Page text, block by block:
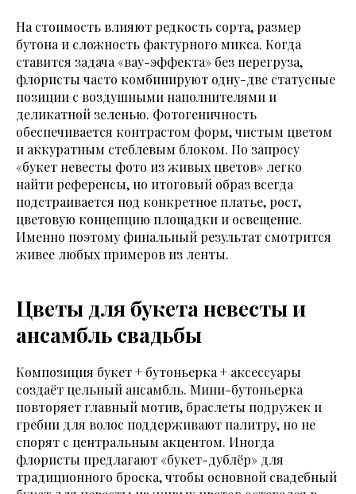
На стоимость влияют редкость сорта, размер
бутона и сложность фактурного микса. Когда
ставится задача «вау-эффекта» без перегруза,
флористы часто комбинируют одну-две статусные
позиции с воздушными наполнителями и
деликатной зеленью. Фотогеничность
обеспечивается контрастом форм, чистым цветом
и аккуратным стеблевым блоком. По запросу
«букет невесты фото из живых цветов» легко
найти референсы, но итоговый образ всегда
подстраивается под конкретное платье, рост,
цветовую концепцию площадки и освещение.
Именно поэтому финальный результат смотрится
живее любых примеров из ленты.
Цветы для букета невесты и
ансамбль свадьбы
Композиция букет + бутоньерка + аксессуары
создаёт цельный ансамбль. Мини-бутоньерка
повторяет главный мотив, браслеты подружек и
гребни для волос поддерживают палитру, но не
спорят с центральным акцентом. Иногда
флористы предлагают «букет-дублёр» для
традиционного броска, чтобы основной свадебный